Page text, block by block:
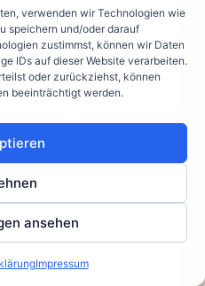
verwenden wir Technologien wie
speichern und/oder darauf
zustimmst, können wir Daten
IDs auf dieser Website verarbeiten.
oder zurückziehst, können
beeinträchtigt werden.
ansehen
Impressum